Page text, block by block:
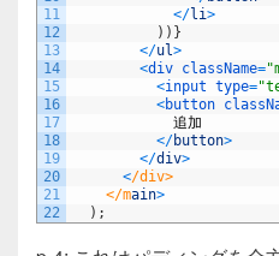
11
12
13
14
15
16
17
18
19
20
21
22
</li>
) ) }
</ul>
<div className=
<input type=
<button
追加
</button>
</div>
</div>
</main>
) ;